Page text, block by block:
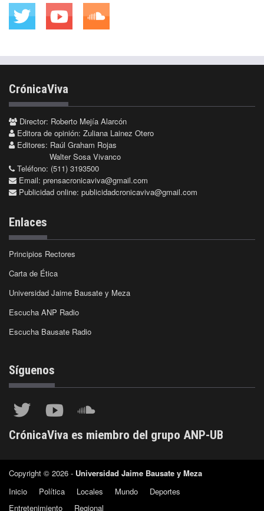
CrónicaViva
Director: Roberto Mejía Alarcón
Editora de opinión: Zuliana Lainez Otero
Editores: Raúl Graham Rojas
Walter Sosa Vivanco
Teléfono: (511) 3193500
Email: prensacronicaviva@gmail.com
Publicidad online: publicidadcronicaviva@gmail.com
Enlaces
Principios Rectores
Carta de Ética
Universidad Jaime Bausate y Meza
Escucha ANP Radio
Escucha Bausate Radio
Síguenos
CrónicaViva es miembro del grupo ANP-UB
Copyright © 2026 - Universidad Jaime Bausate y Meza
Inicio
Política Locales Mundo
Deportes
Entretenimiento
Regional